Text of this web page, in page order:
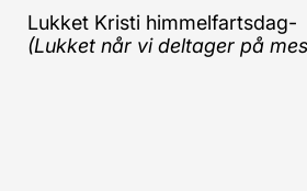
Lukket Kristi himmelfartsdag-
(Lukket når vi deltager på